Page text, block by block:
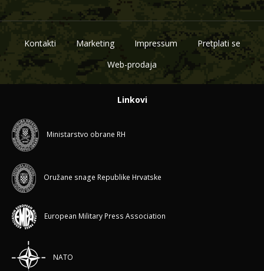
Kontakti Marketing Impressum
Pretplati se
Web-prodaja
Linkovi
Ministarstvo obrane RH
Oružane snage Republike Hrvatske
European Military Press Association
NATO